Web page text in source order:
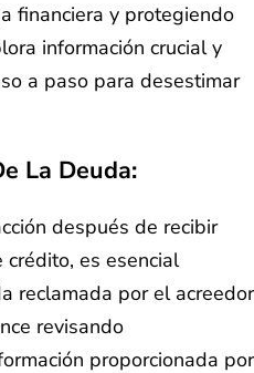
financiera y protegiendo
información crucial y
a paso para desestimar
La Deuda:
después de recibir
es esencial
reclamada por el acreedor
revisando
proporcionada por